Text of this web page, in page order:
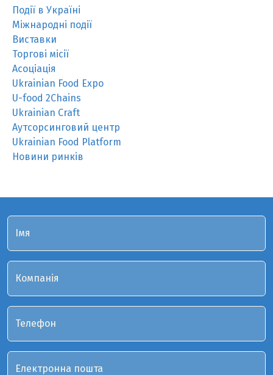
Події в Україні
Міжнародні події
Виставки
Торгові місії
Асоціація
Ukrainian Food Expo
U-food 2Chains
Ukrainian Craft
Аутсорсинговий центр
Ukrainian Food Platform
Новини ринків
Імя
Компанія
Телефон
Електронна пошта